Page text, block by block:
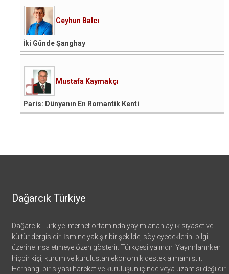
Ceyhun Balcı
İki Günde Şanghay
Mustafa Kaymakçı
Paris: Dünyanın En Romantik Kenti
Dağarcık Türkiye
Dağarcık Türkiye internet ortamında yayımlanan aylık siyaset ve
kültür dergisidir. İsmine yakışır bir şekilde, söyleyeceklerini bilgi
üzerine inşa etmeye özen gösterir. Türkçesi yalındır. Yayımlanırken
hiçbir kişi, kurum ve kuruluştan ekonomik destek almamıştır.
Herhangi bir siyasi hareket ve kuruluşun içinde veya uzantısı değildir